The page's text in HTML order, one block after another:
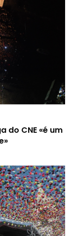
do CNE «é um